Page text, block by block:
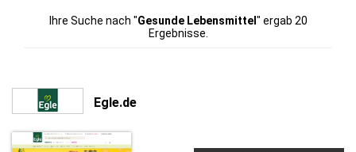
Ihre Suche nach "Gesunde Lebensmittel " ergab 20
Ergebnisse.
Egle.de